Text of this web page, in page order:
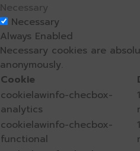
Necessary
Necessary
Always Enabled
Necessary cookies are
anonymously.
Cookie
cookielawinfo-checbox-
analytics
cookielawinfo-checbox-
functional